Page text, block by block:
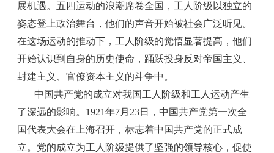
展机遇。五四运动的浪潮席卷全国，工人阶级以独立的
姿态登上政治舞台，他们的声音开始被社会广泛听见。
在这场运动的推动下，工人阶级的觉悟显著提高，他们
开始认识到自身的历史使命，踊跃投身反对帝国主义、
封建主义、官僚资本主义的斗争中。
中国共产党的成立对我国工人阶级和工人运动产生
了深远的影响。1921年7月23日，中国共产党第一次全
国代表大会在上海召开，标志着中国共产党的正式成
立。党的成立为工人阶级提供了坚强的领导核心，促使